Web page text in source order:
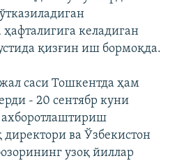
келадиган
қизғин иш бормоқда.
саси Тошкентда ҳам
- 20 сентябр куни
ахборотлаштириш
директори ва Ўзбекистон
узоқ йиллар